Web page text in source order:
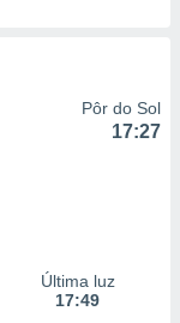
Pôr do Sol
17:27
Última luz
17:49